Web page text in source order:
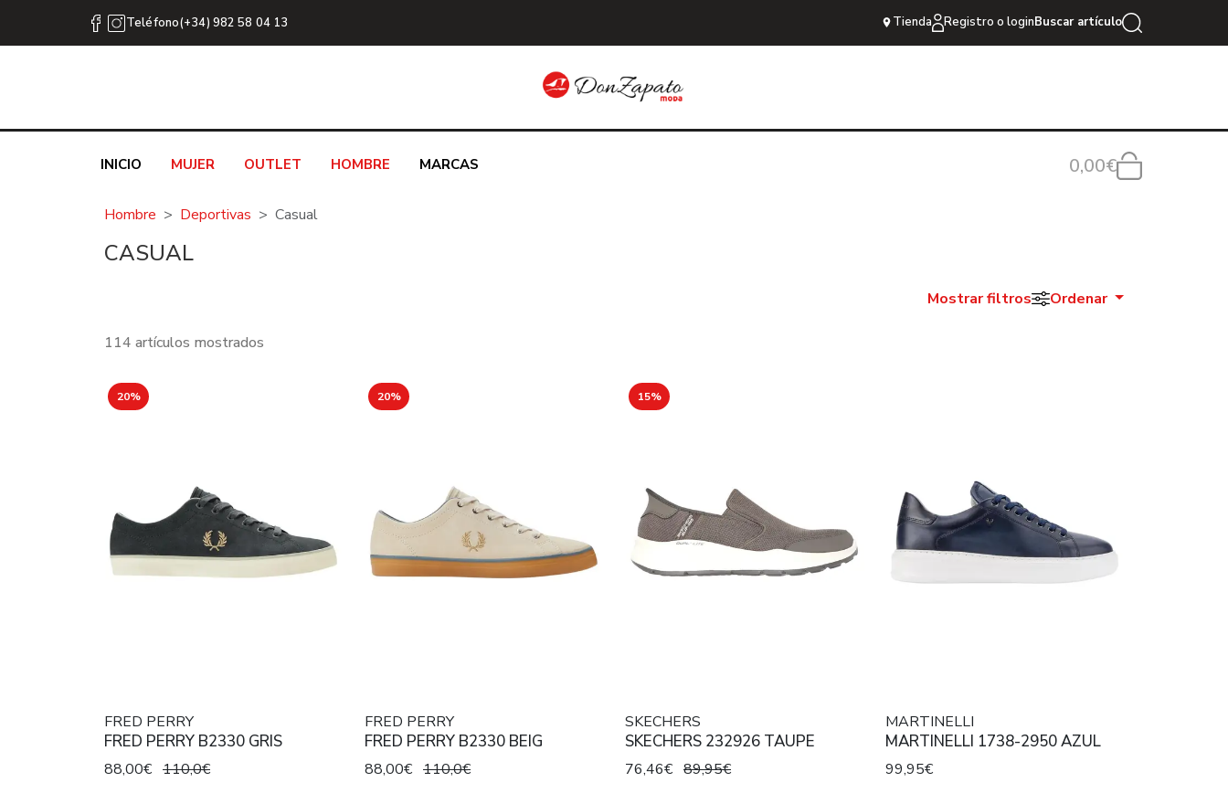
Teléfono(+34) 982 58 04 13 Tienda Registro o loginBuscar artículo
INICIO MUJER OUTLET HOMBRE MARCAS 0,00€
Hombre Deportivas Casual
CASUAL
Mostrar filtros Ordenar
114 artículos mostrados
20%
FRED PERRY
FRED PERRY B2330 GRIS
88,00€ 110,0€
20%
FRED PERRY
FRED PERRY B2330 BEIG
88,00€ 110,0€
15%
SKECHERS
SKECHERS 232926 TAUPE
76,46€ 89,95€
MARTINELLI
MARTINELLI 1738-2950 AZUL
99,95€